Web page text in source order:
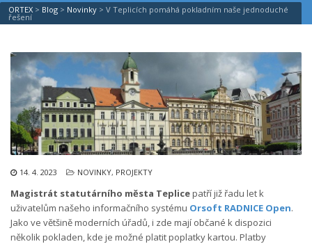
ORTEX > Blog > Novinky > V Teplicích pomáhá pokladním naše jednoduché
řešení
14. 4. 2023 NOVINKY, PROJEKTY
Magistrát statutárního města Teplicepatří již řadu let k
uživatelům našeho informačního systému Orsoft RADNICE Open.
Jako ve většině moderních úřadů, i zde mají občané k dispozici
několik pokladen, kde je možné platit poplatky kartou. Platby